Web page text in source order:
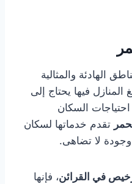
الهادئة والمثالية
فيها يحتاج إلى
السكان
تقدم خدماتها لسكان
وجودة لا تضاهى.
في القرائن، فإنها